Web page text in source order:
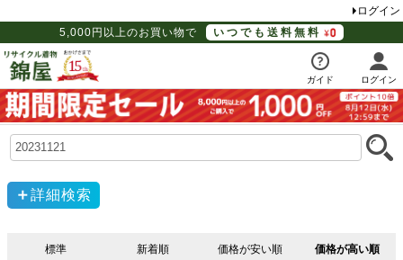
ログイン
5,000円以上のお買い物で
いつでも送料無料
ガイド ログイン
詳細検索
標準 新着順 価格が安い順 価格が高い順